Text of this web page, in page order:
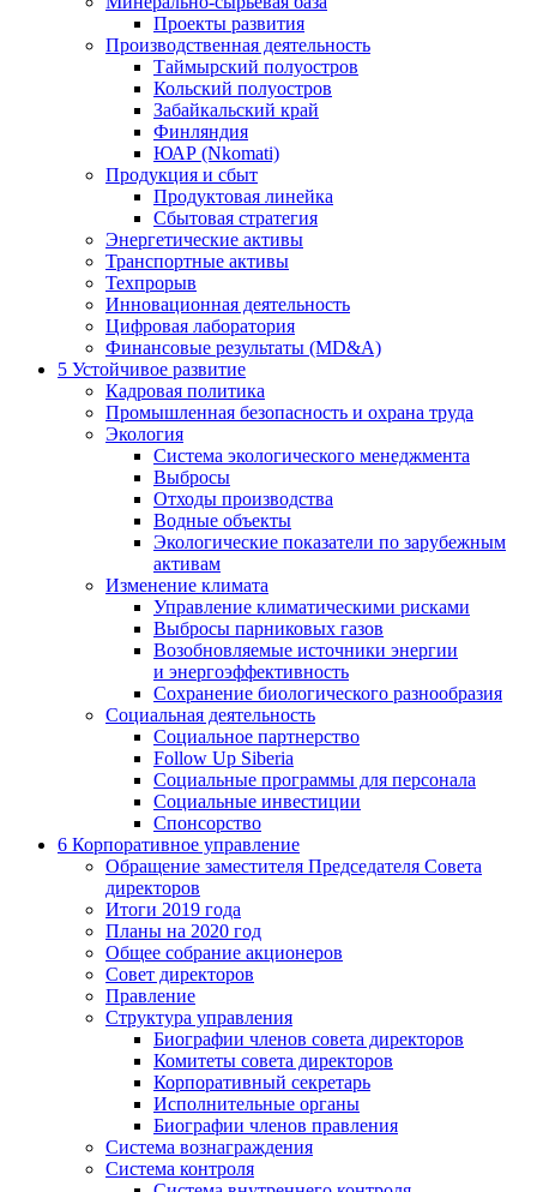
Проекты развития
Производственная деятельность
Таймырский полуостров
Кольский полуостров
Забайкальский край
Финляндия
ЮАР (Nkomati)
Продукция и сбыт
Продуктовая линейка
Сбытовая стратегия
Энергетические активы
Транспортные активы
Техпрорыв
Инновационная деятельность
Цифровая лаборатория
Финансовые результаты (MD&A)
5 Устойчивое развитие
Кадровая политика
Промышленная безопасность и охрана труда
Экология
Система экологического менеджмента
Выбросы
Отходы производства
Водные объекты
Экологические показатели по зарубежным
активам
Изменение климата
Управление климатическими рисками
Выбросы парниковых газов
Возобновляемые источники энергии
и энергоэффективность
Сохранение биологического разнообразия
Социальная деятельность
Социальное партнерство
Follow Up Siberia
Социальные программы для персонала
Социальные инвестиции
Спонсорство
6 Корпоративное управление
Обращение заместителя Председателя Совета
директоров
Итоги 2019 года
Планы на 2020 год
Общее собрание акционеров
Совет директоров
Правление
Структура управления
Биографии членов совета директоров
Комитеты совета директоров
Корпоративный секретарь
Исполнительные органы
Биографии членов правления
Система вознаграждения
Система контроля